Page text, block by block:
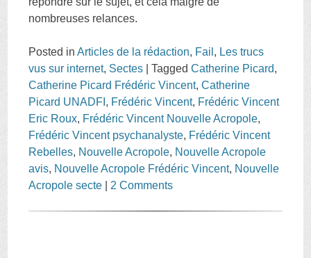
nombreuses relances.
Posted inArticles de la rédaction, Fail , Les trucs
vus sur internet, Sectes |TaggedCatherine Picard,
Catherine Picard Frédéric Vincent,Catherine
Picard UNADFI , Frédéric Vincent, Frédéric Vincent
Eric Roux, Frédéric Vincent Nouvelle Acropole,
Frédéric Vincent psychanalyste, Frédéric Vincent
Rebelles, Nouvelle Acropole, Nouvelle Acropole
avis, Nouvelle Acropole Frédéric Vincent, Nouvelle
Acropole secte
2 Comments